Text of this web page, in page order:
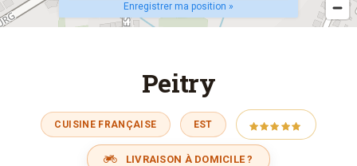
Enregistrer ma position »
Peitry
CUISINE FRANÇAISE EST
LIVRAISON À DOMICILE ?